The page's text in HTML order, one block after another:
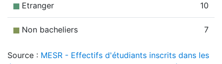
Etranger 10
Non bacheliers 7
Source : MESR - Effectifs d'étudiants inscrits dans les